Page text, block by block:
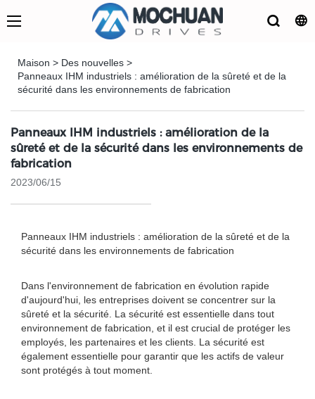
Maison > Des nouvelles >
Panneaux IHM industriels : amélioration de la sûreté et de la
sécurité dans les environnements de fabrication
Panneaux IHM industriels : amélioration de la
sûreté et de la sécurité dans les environnements de
fabrication
2023/06/15
Panneaux IHM industriels : amélioration de la sûreté et de la
sécurité dans les environnements de fabrication
Dans l'environnement de fabrication en évolution rapide
d'aujourd'hui, les entreprises doivent se concentrer sur la
sûreté et la sécurité. La sécurité est essentielle dans tout
environnement de fabrication, et il est crucial de protéger les
employés, les partenaires et les clients. La sécurité est
également essentielle pour garantir que les actifs de valeur
sont protégés à tout moment.